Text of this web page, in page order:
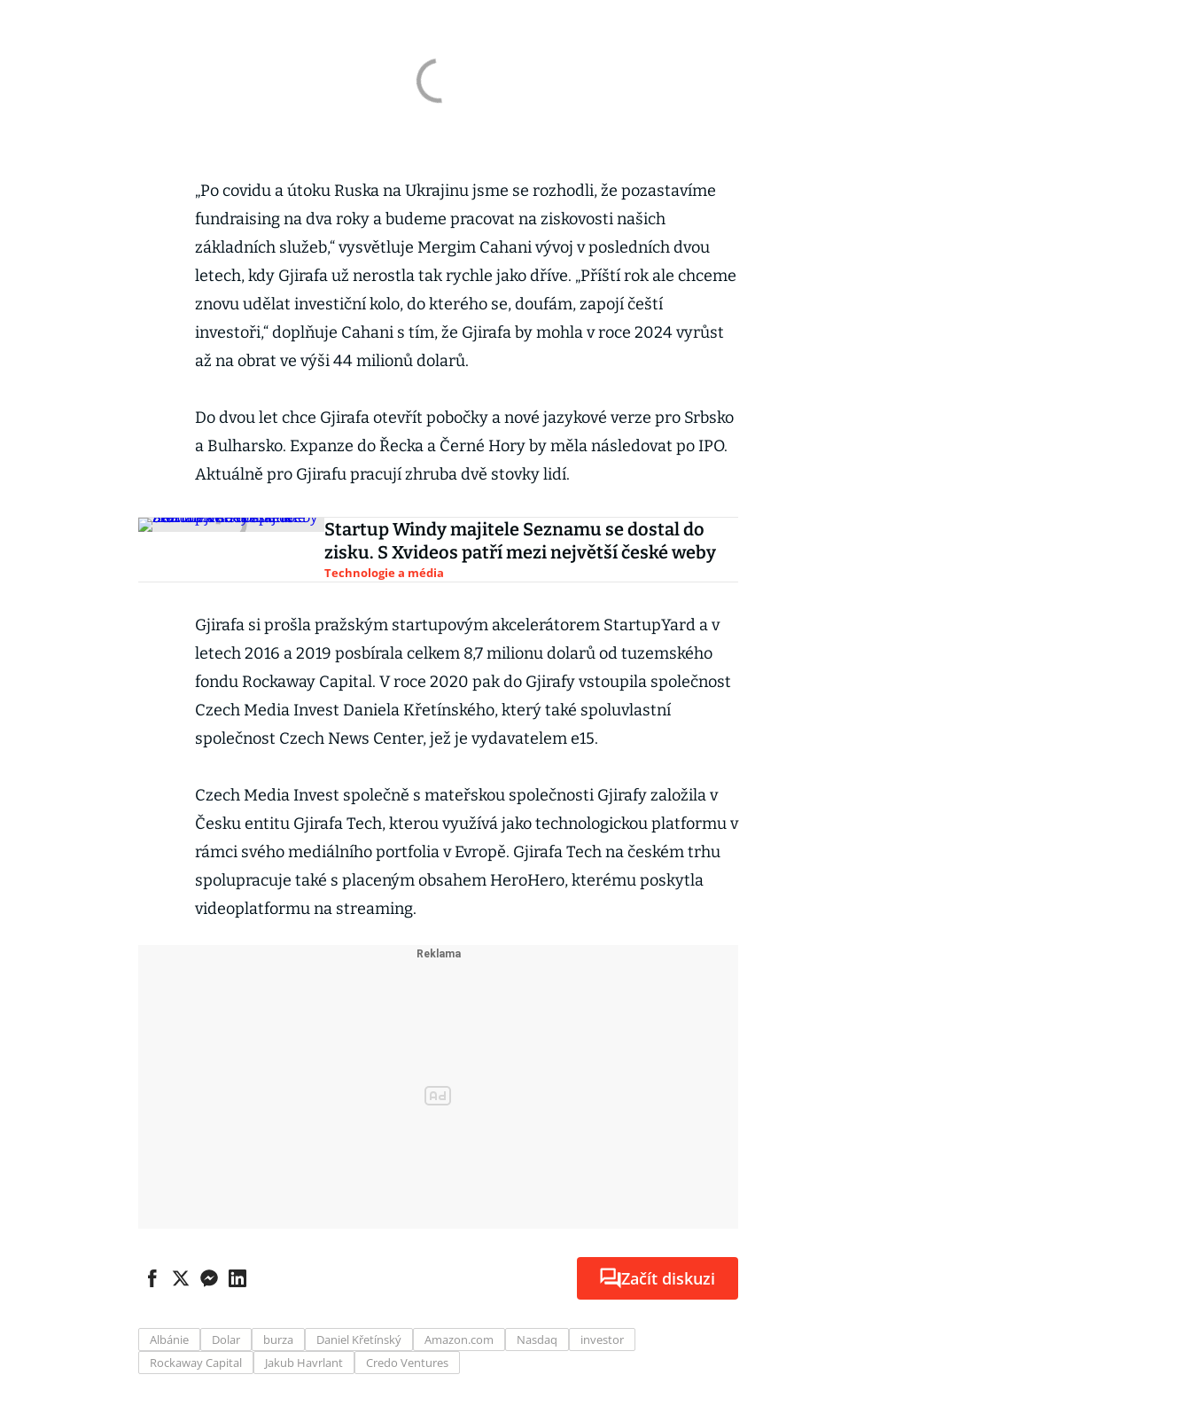
„Po covidu a útoku Ruska na Ukrajinu jsme se rozhodli, že pozastavíme
fundraising na dva roky a budeme pracovat na ziskovosti našich
základních služeb,“ vysvětluje Mergim Cahani vývoj v posledních dvou
letech, kdy Gjirafa už nerostla tak rychle jako dříve. „Příští rok ale chceme
znovu udělat investiční kolo, do kterého se, doufám, zapojí čeští
investoři,“ doplňuje Cahani s tím, že Gjirafa by mohla v roce 2024 vyrůst
až na obrat ve výši 44 milionů dolarů.
Do dvou let chce Gjirafa otevřít pobočky a nové jazykové verze pro Srbsko
a Bulharsko. Expanze do Řecka a Černé Hory by měla následovat po IPO.
Aktuálně pro Gjirafu pracují zhruba dvě stovky lidí.
Startup Windy majitele Seznamu se dostal do
zisku. S Xvideos patří mezi největší české weby
Technologie a média
Gjirafa si prošla pražským startupovým akcelerátorem StartupYard a v
letech 2016 a 2019 posbírala celkem 8,7 milionu dolarů od tuzemského
fondu Rockaway Capital. V roce 2020 pak do Gjirafy vstoupila společnost
Czech Media Invest Daniela Křetínského, který také spoluvlastní
společnost Czech News Center, jež je vydavatelem e15.
Czech Media Invest společně s mateřskou společnosti Gjirafy založila v
Česku entitu Gjirafa Tech, kterou využívá jako technologickou platformu v
rámci svého mediálního portfolia v Evropě. Gjirafa Tech na českém trhu
spolupracuje také s placeným obsahem HeroHero, kterému poskytla
videoplatformu na streaming.
Začít diskuzi
Albánie Dolar burza Daniel Křetínský Amazon.com Nasdaq
investor
Rockaway Capital
Jakub Havrlant Credo Ventures